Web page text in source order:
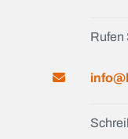
Rufen